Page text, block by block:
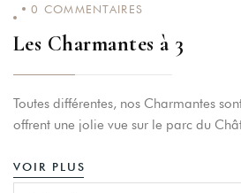
0 COMMENTAIRES
Les Charmantes à 3
Toutes différentes, nos Charmantes
offrent une jolie vue sur le parc du
VOIR PLUS